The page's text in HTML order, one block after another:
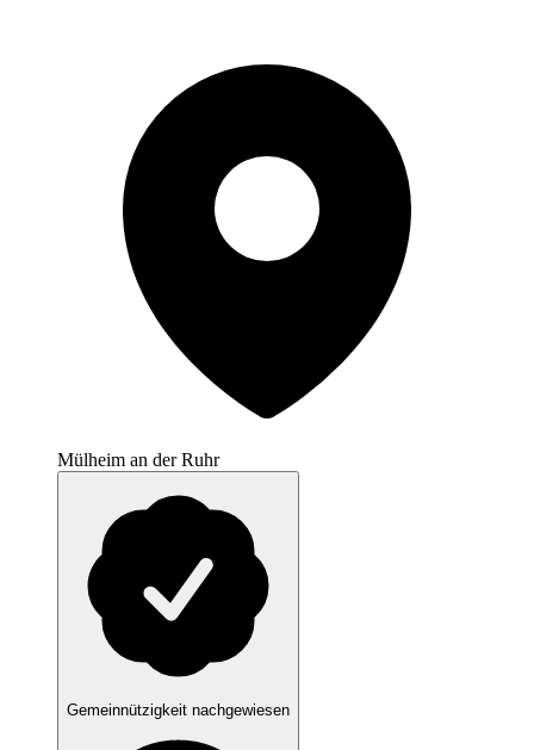
Mülheim an der Ruhr
Gemeinnützigkeit nachgewiesen